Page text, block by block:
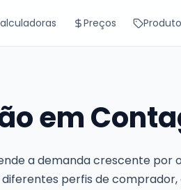
Preços
em
a demanda crescente por
perfis de